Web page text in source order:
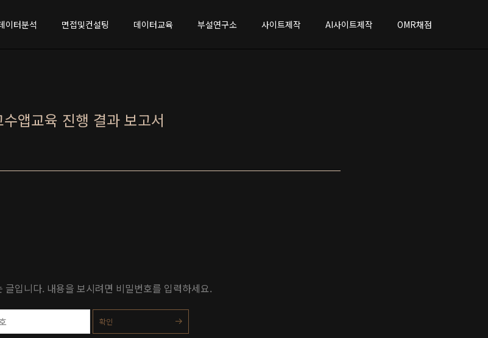
이터분석 면접및컨설팅 데이터교육 부설연구소 사이트제작 AI사이트제작 OMR채점
앱교육 진행 결과 보고서
글입니다. 내용을 보시려면 비밀번호를 입력하세요.
확인